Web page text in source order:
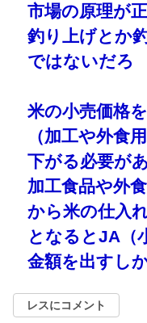
市場の原理が
釣り上げとか
ではないだろ
米の小売価格
（加工や外食
下がる必要が
加工食品や外
から米の仕入
となるとJA（
金額を出すし
レスにコメント